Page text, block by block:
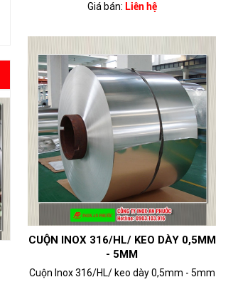
Giá bán: Liên hệ
CUỘN INOX 316/HL/ KEO DÀY 0,5MM
- 5MM
Cuộn Inox 316/HL/ keo dày 0,5mm - 5mm